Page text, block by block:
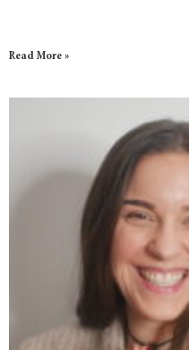
Read More »